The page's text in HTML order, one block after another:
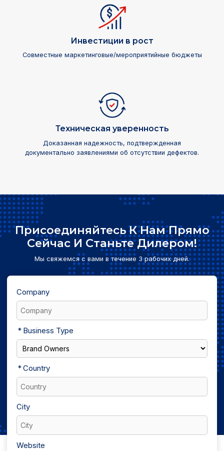
Инвестиции в рост
Совместные маркетинговые/мероприятийные бюджеты
Техническая уверенность
Доказанная надежность, подтвержденная
документально заявлениями об отсутствии дефектов.
Присоединяйтесь К Нам Прямо
Сейчас И Станьте Дилером!
Мы свяжемся с вами в течение 3 рабочих дней.
Company
Business Type
Country
City
Website